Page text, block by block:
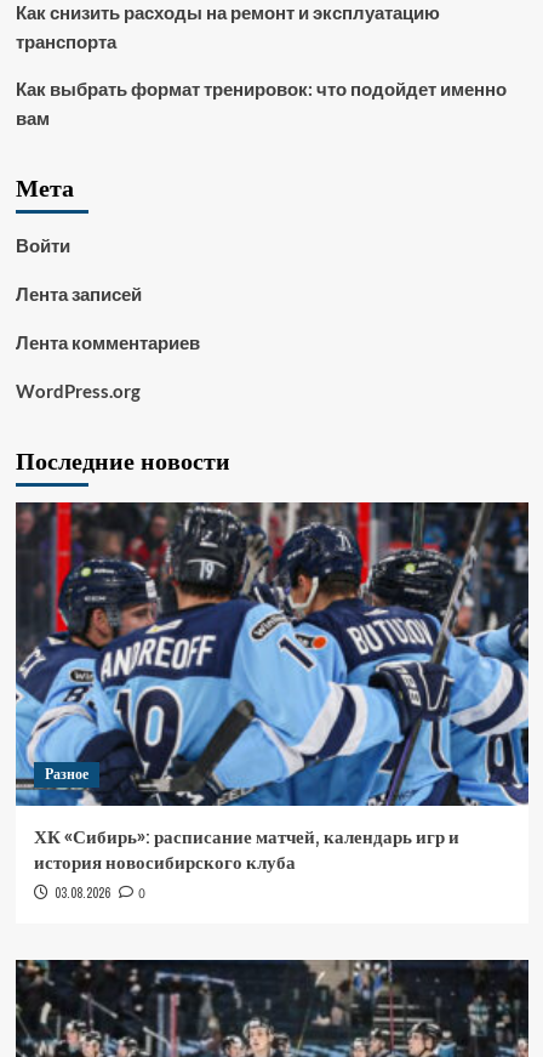
Как снизить расходы на ремонт и эксплуатацию
транспорта
Как выбрать формат тренировок: что подойдет именно
вам
Мета
Войти
Лента записей
Лента комментариев
WordPress.org
Последние новости
Разное
ХК «Сибирь»: расписание матчей, календарь игр и
история новосибирского клуба
03.08.2026 0